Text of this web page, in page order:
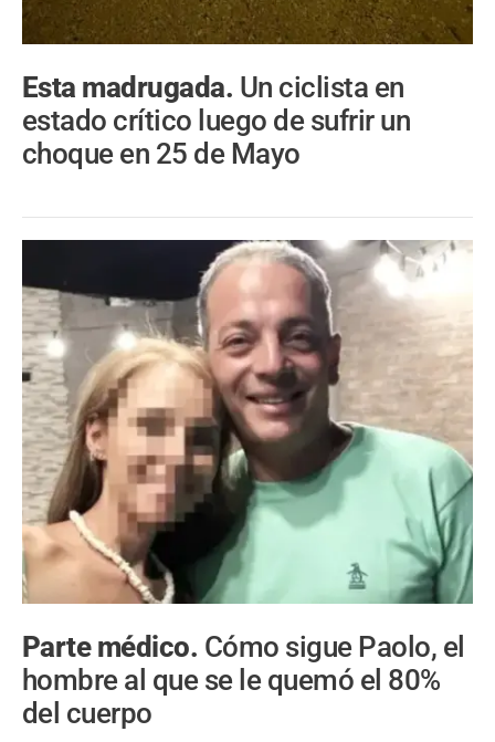
Esta madrugada. Un ciclista en
estado crítico luego de sufrir un
choque en 25 de Mayo
Parte médico. Cómo sigue Paolo, el
hombre al que se le quemó el 80%
del cuerpo